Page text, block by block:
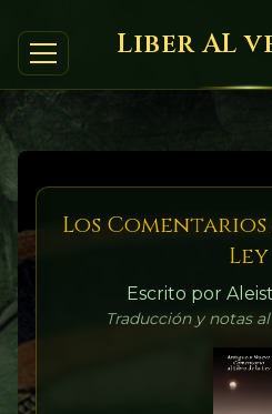
Liber AL
Los
Ley
Escrito por
Traducción y notas